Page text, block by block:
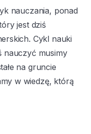
nauczania, ponad
jest dziś
Cykl nauki
nauczyć musimy
na gruncie
w wiedzę, którą